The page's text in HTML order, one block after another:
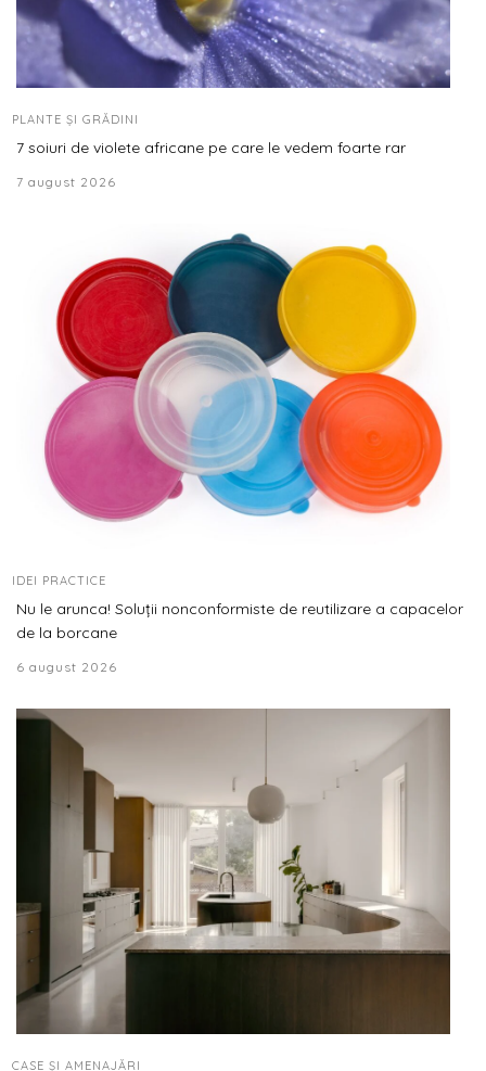
PLANTE ȘI GRĂDINI
7 soiuri de violete africane pe care le vedem foarte rar
7 august 2026
IDEI PRACTICE
Nu le arunca! Soluții nonconformiste de reutilizare a capacelor
de la borcane
6 august 2026
CASE ȘI AMENAJĂRI